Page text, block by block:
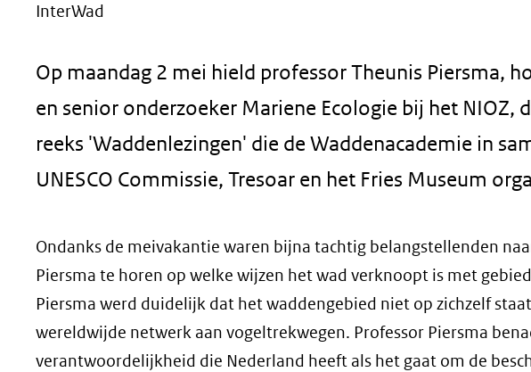
geweigerd.
InterWad
Op maandag 2 mei hield professor Theunis Piersma,
en senior onderzoeker Mariene Ecologie bij het NIOZ,
reeks 'Waddenlezingen' die de Waddenacademie in
UNESCO Commissie, Tresoar en het Fries Museum
Ondanks de meivakantie waren bijna tachtig belangstellenden
Piersma te horen op welke wijzen het wad verknoopt is met
Piersma werd duidelijk dat het waddengebied niet op zichzelf
wereldwijde netwerk aan vogeltrekwegen. Professor Piersma
verantwoordelijkheid die Nederland heeft als het gaat om de